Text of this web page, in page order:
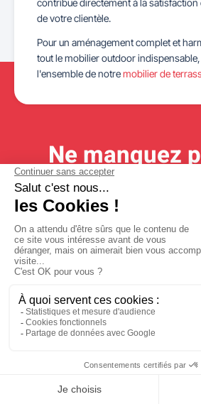
contribue directement à la satisfaction
de votre clientèle.
Pour un aménagement complet et
tout le mobilier outdoor
l'ensemble de notremobilier de
Ne manquez
dernières
Inscrivez-vous à la newsletter pour
Produits certifiés
Selon produit et quantités